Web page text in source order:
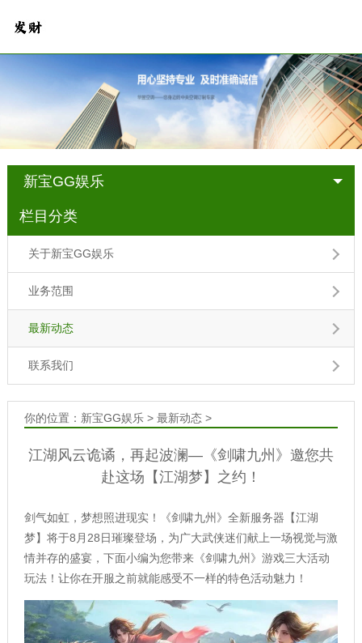
新宝GG娱乐
栏目分类
关于新宝GG娱乐
业务范围
最新动态
联系我们
你的位置： 新宝GG娱乐> 最新动态>
江湖风云诡谲，再起波澜—《剑啸九州》邀您共
赴这场【江湖梦】之约！
剑气如虹，梦想照进现实！《剑啸九州》全新服务器【江湖
梦】将于8月28日璀璨登场，为广大武侠迷们献上一场视觉与激
情并存的盛宴，下面小编为您带来《剑啸九州》游戏三大活动
玩法！让你在开服之前就能感受不一样的特色活动魅力！